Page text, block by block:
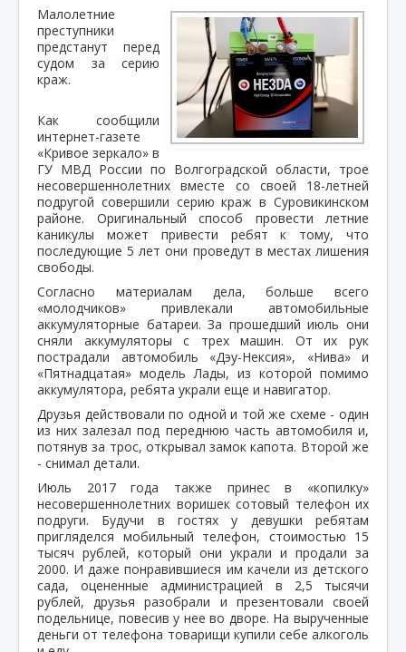
Малолетние
преступники
предстанут перед
судом за серию
краж.
Как сообщили
интернет-газете
«Кривое зеркало» в
ГУ МВД России по Волгоградской области, трое
несовершеннолетних вместе со своей 18-летней
подругой совершили серию краж в Суровикинском
районе. Оригинальный способ провести летние
каникулы может привести ребят к тому, что
последующие 5 лет они проведут в местах лишения
свободы.
Согласно материалам дела, больше всего
«молодчиков» привлекали автомобильные
аккумуляторные батареи. За прошедший июль они
сняли аккумуляторы с трех машин. От их рук
пострадали автомобиль «Дэу-Нексия», «Нива» и
«Пятнадцатая» модель Лады, из которой помимо
аккумулятора, ребята украли еще и навигатор.
Друзья действовали по одной и той же схеме - один
из них залезал под переднюю часть автомобиля и,
потянув за трос, открывал замок капота. Второй же
- снимал детали.
Июль 2017 года также принес в «копилку»
несовершеннолетних воришек сотовый телефон их
подруги. Будучи в гостях у девушки ребятам
пригляделся мобильный телефон, стоимостью 15
тысяч рублей, который они украли и продали за
2000. И даже понравившиеся им качели из детского
сада, оцененные администрацией в 2,5 тысячи
рублей, друзья разобрали и презентовали своей
подельнице, повесив у нее во дворе. На вырученные
деньги от телефона товарищи купили себе алкоголь